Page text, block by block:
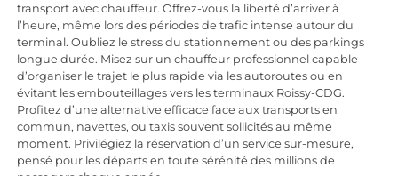
transport avec chauffeur. Offrez-vous la liberté d’arriver à
l’heure, même lors des périodes de trafic intense autour du
terminal. Oubliez le stress du stationnement ou des parkings
longue durée. Misez sur un chauffeur professionnel capable
d’organiser le trajet le plus rapide via les autoroutes ou en
évitant les embouteillages vers les terminaux Roissy-CDG.
Profitez d’une alternative efficace face aux transports en
commun, navettes, ou taxis souvent sollicités au même
moment. Privilégiez la réservation d’un service sur-mesure,
pensé pour les départs en toute sérénité des millions de